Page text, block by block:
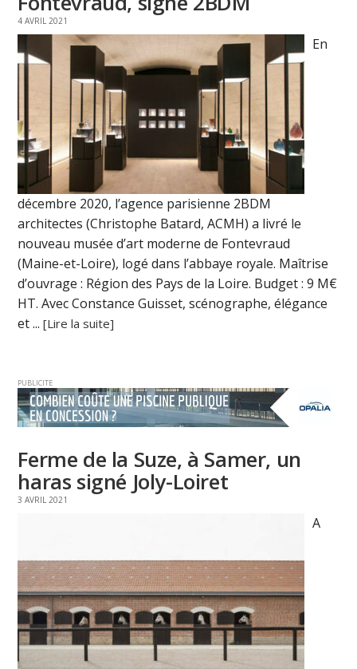
4 AVRIL 2021
En
décembre 2020, l’agence parisienne 2BDM
architectes (Christophe Batard, ACMH) a livré le
nouveau musée d’art moderne de Fontevraud
(Maine-et-Loire), logé dans l’abbaye royale. Maîtrise
d’ouvrage : Région des Pays de la Loire. Budget : 9 M€
HT. Avec Constance Guisset, scénographe, élégance
et ...[Lire la suite]
PUBLICITE
Ferme de la Suze, à Samer, un
haras signé Joly-Loiret
3 AVRIL 2021
A